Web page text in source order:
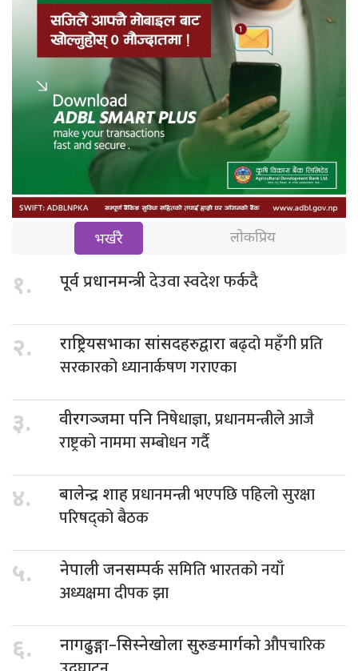
भर्खरै लोकप्रिय
१. पूर्व प्रधानमन्त्रीदेउवा स्वदेश फर्कदै
२. राष्ट्रियसभाका सांसदहरुद्वाराबढ्दो महँगी प्रति
सरकारको ध्यानार्कषण गराएका
३. वीरगञ्जमा पनिनिषेधाज्ञा, प्रधानमन्त्रीले आजै
राष्ट्रको नाममा सम्बोधन गर्दै
४. बालेन्द्र शाहप्रधानमन्त्री भएपछि पहिलो सुरक्षा
परिषद्को बैठक
५. नेपाली जनसम्पर्कसमिति भारतको नयाँ
अध्यक्षमा दीपक झा
६. नागढुङ्गा–सिस्नेखोला सुरुङमार्गकोऔपचारिक